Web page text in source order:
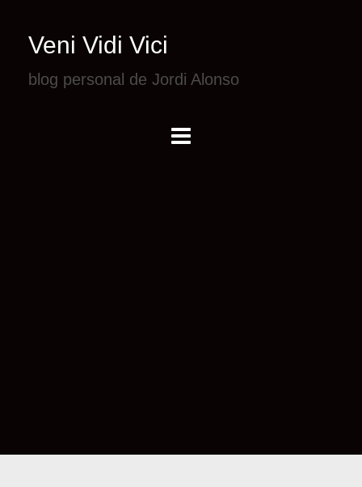
Veni Vidi Vici
blog personal de Jordi Alonso